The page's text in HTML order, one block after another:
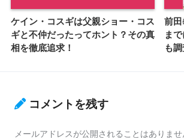
ケイン・コスギは父親ショー・コス
ギと不仲だったってホント？その真
相を徹底追求！
前
ま
も
コメントを残す
メールアドレスが公開されることはありませ